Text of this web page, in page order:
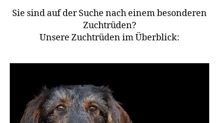
Sie sind auf der Suche nach einem besonderen
Zuchtrüden?
Unsere Zuchtrüden im Überblick: